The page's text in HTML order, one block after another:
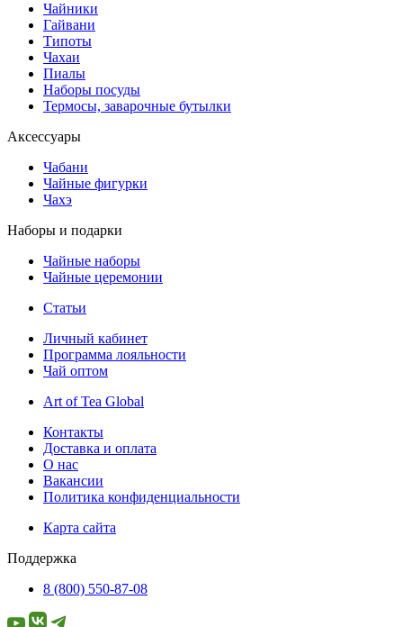
Чайники
Гайвани
Типоты
Чахаи
Пиалы
Наборы посуды
Термосы, заварочные бутылки
Аксессуары
Чабани
Чайные фигурки
Чахэ
Наборы и подарки
Чайные наборы
Чайные церемонии
Статьи
Личный кабинет
Программа лояльности
Чай оптом
Art of Tea Global
Контакты
Доставка и оплата
О нас
Вакансии
Политика конфиденциальности
Карта сайта
Поддержка
8 (800) 550-87-08